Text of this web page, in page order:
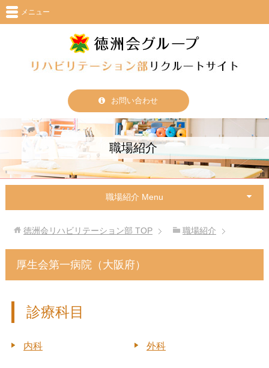
メニュー
お問い合わせ
職場紹介
徳洲会リハビリテーション部 TOP 職場紹介
厚生会第一病院（大阪府）
診療科目
内科 外科
職場紹介 Menu